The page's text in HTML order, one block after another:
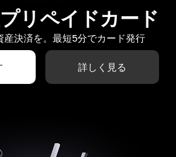
リペイドカード
産決済を。最短5分でカード発行
詳しく見る